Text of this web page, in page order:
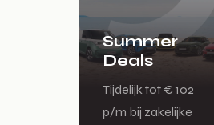
Summer
Deals
Tijdelijk tot € 102
p/m bij zakelijke